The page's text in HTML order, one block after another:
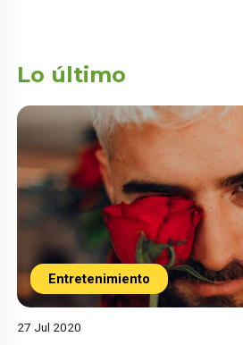
Lo último
Entretenimiento
27 Jul 2020